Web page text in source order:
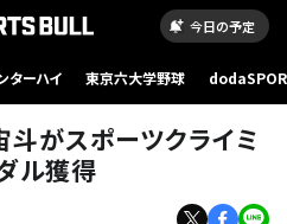
今日の予定
ターハイ 東京六大学野球
がスポーツクライミ
ル獲得